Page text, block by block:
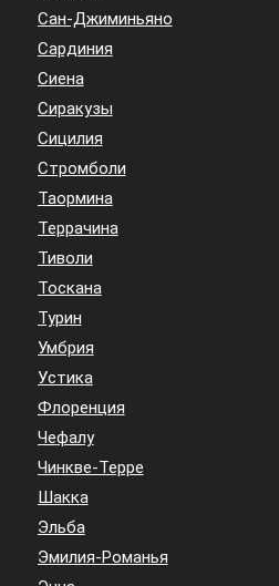
Сан-Джиминьяно
Сардиния
Сиена
Сиракузы
Сицилия
Стромболи
Таормина
Террачина
Тиволи
Тоскана
Турин
Умбрия
Устика
Флоренция
Чефалу
Чинкве-Терре
Шакка
Эльба
Эмилия-Романья